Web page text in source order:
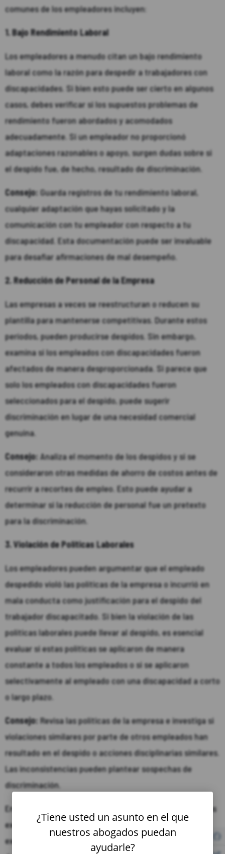
comunes de los empleadores incluyen:
1. Bajo Rendimiento Laboral
Los empleadores a menudo citan un bajo rendimiento
laboral como la razón para despedir a trabajadores con
discapacidades. Si bien esto puede ser cierto en algunos
casos, debes verificar si los supuestos problemas de
rendimiento fueron abordados y acomodados
adecuadamente. Si un empleador no proporcionó
adaptaciones razonables o apoyo, surgen dudas sobre si
el despido fue, de hecho, resultado de discriminación.
Consejo: Guarda registros de tu rendimiento laboral,
cualquier adaptación que hayas solicitado y la
comunicación con tu empleador con respecto a tu
discapacidad. Esta documentación puede ser invaluable
para desafiar afirmaciones de mal desempeño.
2. Reducción de Personal de la Empresa
Las empresas a veces se reestructuran o reducen su
plantilla para mantenerse competitivas. Durante estos
períodos, pueden producirse despidos. Sin embargo,
examina si los empleados con discapacidades fueron
afectados de manera desproporcionada. Si parece que
solo los empleados con discapacidades fueron
seleccionados para el despido, puede sugerir
discriminación en lugar de una necesidad comercial
genuina.
Consejo: Analiza el momento de los despidos y si se
consideraron otras medidas de ahorro de costos antes de
recurrir a recortes de empleo. Esto puede ayudar a
determinar si la reducción de personal fue un pretexto
para la discriminación.
3. Violación de Políticas Laborales
Los empleadores pueden argumentar que el empleado
despedido violó las políticas de la empresa o incurrió en
mala conducta como justificación para el despido del
trabajador discapacitado. Si bien la violación de las
políticas laborales puede llevar al despido, es esencial
evaluar si estas políticas se aplicaron de manera
constante a todos los empleados o si se aplicaron
selectivamente al empleado con una discapacidad a corto
o largo plazo.
Consejo: Revisa las políticas de la empresa e investiga si
violaciones similares por parte de otros empleados han
resultado en el despido o acciones disciplinarias similares.
Las inconsistencias pueden plantear sospechas de
discriminación.
En cualquier caso, cuando te enfrentes a alguna de estas
excusas comunes, consulta con un abogado laboral
experimentado. Ellos pueden ayudarte a evaluar la validez
¿Tiene usted un asunto en el que
nuestros abogados puedan
ayudarle?